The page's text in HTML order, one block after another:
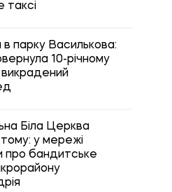
таксі
в парку Василькова:
10-річному
викрадений
Біла Церква
у мережі
про бандитське